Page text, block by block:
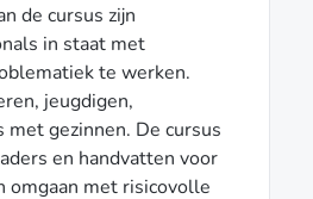
de cursus zijn
in staat met
te werken.
jeugdigen,
met gezinnen. De cursus
en handvatten voor
omgaan met risicovolle